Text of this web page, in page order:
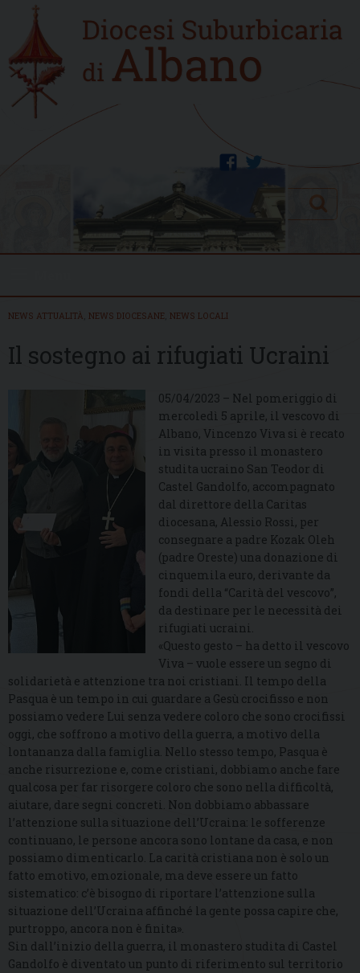
content
Home
new
twitter
facebook
Search
NEWS ATTUALITÀ NEWS DIOCESANE NEWS LOCALI
Il sostegno ai rifugiati Ucraini
05/04/2023 – Nel pomeriggio di
mercoledì 5 aprile, il vescovo di
Albano, Vincenzo Viva si è recato
in visita presso il monastero
studita ucraino San Teodor di
Castel Gandolfo, accompagnato
dal direttore della Caritas
diocesana, Alessio Rossi, per
consegnare a padre Kozak Oleh
(padre Oreste) una donazione di
cinquemila euro, derivante da
fondi della “Carità del vescovo”,
da destinare per le necessità dei
rifugiati ucraini.
«Questo gesto – ha detto il vescovo
Viva – vuole essere un segno di
solidarietà e attenzione tra noi cristiani. Il tempo della
Pasqua è un tempo in cui guardare a Gesù crocifisso e non
possiamo vedere Lui senza vedere coloro che sono crocifissi
oggi, che soffrono a motivo della guerra, a motivo della
lontananza dalla famiglia. Nello stesso tempo, Pasqua è
anche risurrezione e, come cristiani, dobbiamo anche fare
qualcosa per far risorgere coloro che sono nella difficoltà,
aiutare, dare segni concreti. Non dobbiamo abbassare
l’attenzione sulla situazione dell’Ucraina: le sofferenze
continuano, le persone ancora sono lontane da casa, e non
possiamo dimenticarlo. La carità cristiana non è solo un
fatto emotivo, emozionale, ma deve essere un fatto
sistematico: c’è bisogno di riportare l’attenzione sulla
situazione dell’Ucraina affinché la gente possa capire che,
purtroppo, ancora non è finita».
Sin dall’inizio della guerra, il monastero studita di Castel
Gandolfo è diventato un punto di riferimento sul territorio